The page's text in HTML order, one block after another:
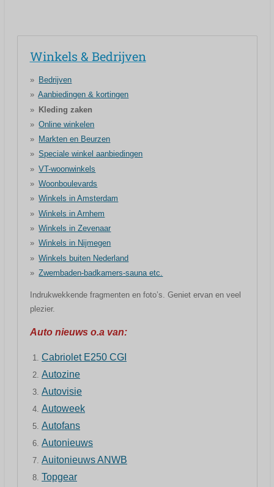
Winkels & Bedrijven
Bedrijven
Aanbiedingen & kortingen
Kleding zaken
Online winkelen
Markten en Beurzen
Speciale winkel aanbiedingen
VT-woonwinkels
Woonboulevards
Winkels in Amsterdam
Winkels in Arnhem
Winkels in Zevenaar
Winkels in Nijmegen
Winkels buiten Nederland
Zwembaden-badkamers-sauna etc.
Indrukwekkende fragmenten en foto’s. Geniet ervan en veel
plezier.
Auto nieuws o.a van:
Cabriolet E250 CGI
Autozine
Autovisie
Autoweek
Autofans
Autonieuws
Auitonieuws ANWB
Topgear